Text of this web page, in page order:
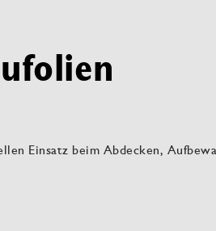
Einsatz beim Abdecken,